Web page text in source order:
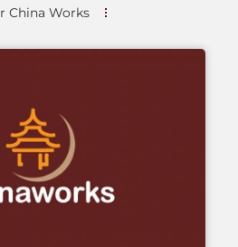
China Works